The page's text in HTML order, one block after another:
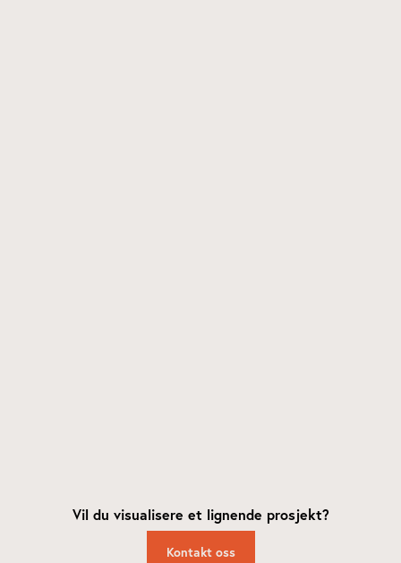
Vil du visualisere et lignende prosjekt?
Kontakt oss